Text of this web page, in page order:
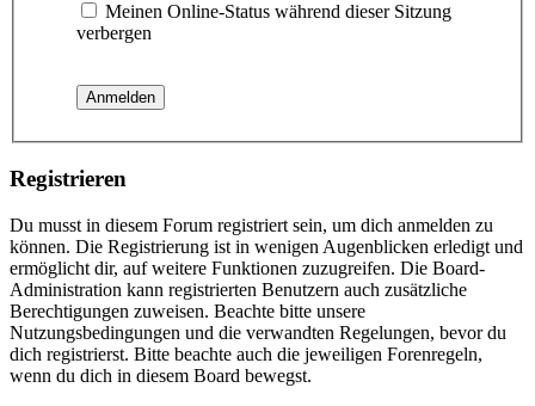
Meinen Online-Status während dieser Sitzung
verbergen
Registrieren
Du musst in diesem Forum registriert sein, um dich anmelden zu
können. Die Registrierung ist in wenigen Augenblicken erledigt und
ermöglicht dir, auf weitere Funktionen zuzugreifen. Die Board-
Administration kann registrierten Benutzern auch zusätzliche
Berechtigungen zuweisen. Beachte bitte unsere
Nutzungsbedingungen und die verwandten Regelungen, bevor du
dich registrierst. Bitte beachte auch die jeweiligen Forenregeln,
wenn du dich in diesem Board bewegst.